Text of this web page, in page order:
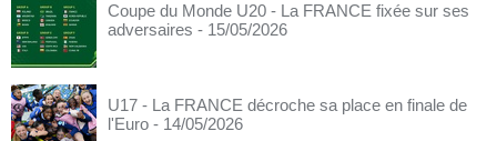
Coupe du Monde U20 - La FRANCE fixée sur ses
adversaires - 15/05/2026
U17 - La FRANCE décroche sa place en finale de
l'Euro - 14/05/2026